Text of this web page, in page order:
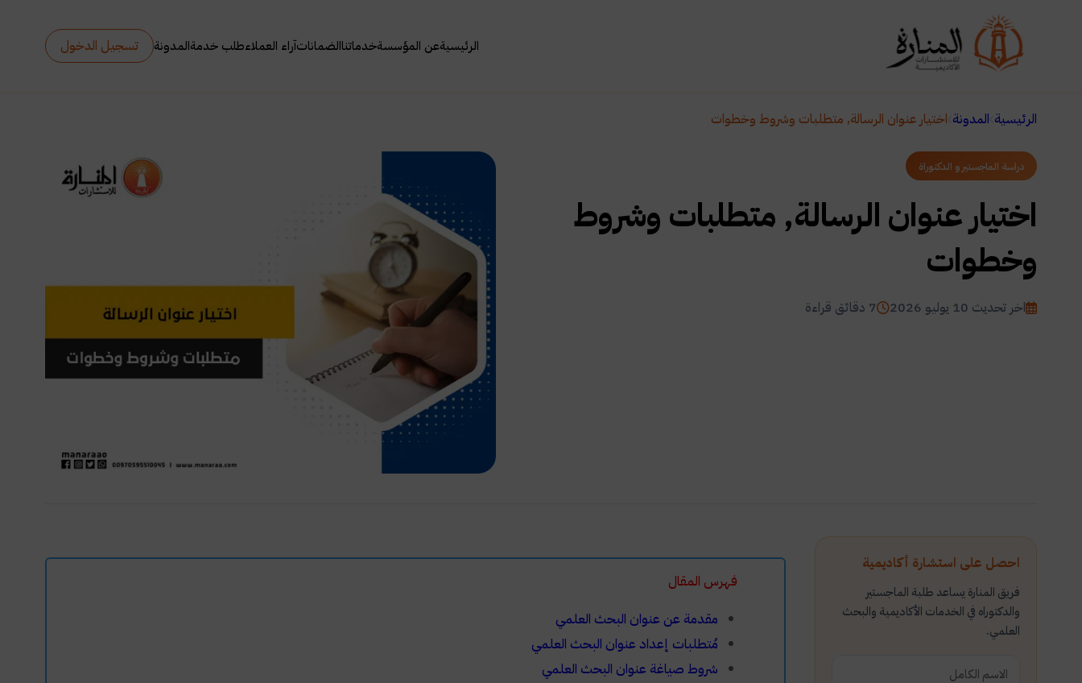
الرئيسيةعن المؤسسةخدماتناالضماناتآراء العملاءطلب خدمةالمدونة تسجيل الدخول
الرئيسية المدونة اختيار عنوان الرسالة, متطلبات وشروط وخطوات
دراسة الماجستير و الدكتوراة
اختيار عنوان الرسالة, متطلبات وشروط
وخطوات
اخر تحديث 10 يوليو 2026 7 دقائق قراءة
احصل على استشارة أكاديمية
فريق المنارة يساعد طلبة الماجستير
والدكتوراه في الخدمات الأكاديمية والبحث
العلمي.
فهرس المقال
مقدمة عن عنوان البحث العلمي
مُتطلبات إعداد عنوان البحث العلمي
شروط صياغة عنوان البحث العلمي